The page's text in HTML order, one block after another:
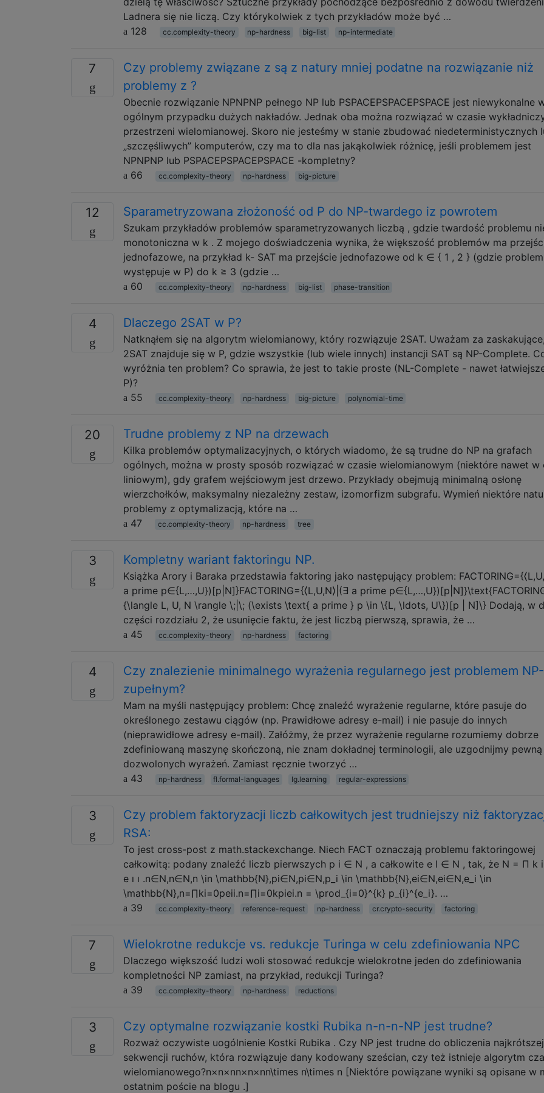
Ladnera się nie liczą. Czy którykolwiek z tych przykładów może być …
128
cc.complexity-theory np-hardness big-list np-intermediate
7
Czy problemy związane z są z natury mniej podatne na rozwiązanie niż
problemy z ?
Obecnie rozwiązanie NPNPNP pełnego NP lub PSPACEPSPACEPSPACE jest niewykonalne
ogólnym przypadku dużych nakładów. Jednak oba można rozwiązać w czasie
przestrzeni wielomianowej. Skoro nie jesteśmy w stanie zbudować niedeterministycznych
„szczęśliwych” komputerów, czy ma to dla nas jakąkolwiek różnicę, jeśli problemem jest
NPNPNP lub PSPACEPSPACEPSPACE -kompletny?
66
cc.complexity-theory np-hardness big-picture
12 Sparametryzowana złożoność od P do NP-twardego iz powrotem
Szukam przykładów problemów sparametryzowanych liczbą , gdzie twardość problemu
monotoniczna w k . Z mojego doświadczenia wynika, że większość problemów ma
jednofazowe, na przykład k- SAT ma przejście jednofazowe od k ∈ { 1 , 2 } (gdzie problem
występuje w P) do k ≥ 3 (gdzie …
60
cc.complexity-theory np-hardness big-list phase-transition
4 Dlaczego 2SAT w P?
Natknąłem się na algorytm wielomianowy, który rozwiązuje 2SAT. Uważam za
2SAT znajduje się w P, gdzie wszystkie (lub wiele innych) instancji SAT są NP-Complete.
wyróżnia ten problem? Co sprawia, że ​​jest to takie proste (NL-Complete - nawet
P)?
55
cc.complexity-theory np-hardness big-picture polynomial-time
20 Trudne problemy z NP na drzewach
Kilka problemów optymalizacyjnych, o których wiadomo, że są trudne do NP na grafach
ogólnych, można w prosty sposób rozwiązać w czasie wielomianowym (niektóre nawet w
liniowym), gdy grafem wejściowym jest drzewo. Przykłady obejmują minimalną osłonę
wierzchołków, maksymalny niezależny zestaw, izomorfizm subgrafu. Wymień niektóre
problemy z optymalizacją, które na …
47
cc.complexity-theory np-hardness tree
3 Kompletny wariant faktoringu NP.
Książka Arory i Baraka przedstawia faktoring jako następujący problem:
a prime p∈{L,…,U})[p|N]}FACTORING={⟨L,U,N⟩|(∃ a prime
{\langle L, U, N \rangle \;|\; (\exists \text{ a prime } p \in \{L, \ldots, U\})[p | N]\} Dodają, w
części rozdziału 2, że usunięcie faktu, że jest liczbą pierwszą, sprawia, że …
45
cc.complexity-theory np-hardness factoring
4
Czy znalezienie minimalnego wyrażenia regularnego jest problemem NP-
zupełnym?
Mam na myśli następujący problem: Chcę znaleźć wyrażenie regularne, które pasuje do
określonego zestawu ciągów (np. Prawidłowe adresy e-mail) i nie pasuje do innych
(nieprawidłowe adresy e-mail). Załóżmy, że przez wyrażenie regularne rozumiemy dobrze
zdefiniowaną maszynę skończoną, nie znam dokładnej terminologii, ale uzgodnijmy
dozwolonych wyrażeń. Zamiast ręcznie tworzyć …
43
np-hardness fl.formal-languages lg.learning regular-expressions
3
Czy problem faktoryzacji liczb całkowitych jest trudniejszy niż
RSA:
To jest cross-post z math.stackexchange. Niech FACT oznaczają problemu faktoringowej
całkowitą: podany znaleźć liczb pierwszych p i ∈ N , a całkowite e I ∈ N , tak, że N = Π k
e ı ı .n∈N,n∈N,n \in \mathbb{N},pi∈N,pi∈N,p_i \in \mathbb{N},ei∈N,ei∈N,e_i \in
\mathbb{N},n=∏ki=0peii.n=∏i=0kpiei.n = \prod_{i=0}^{k} p_{i}^{e_i}. …
39
cc.complexity-theory reference-request np-hardness cr.crypto-security factoring
7 Wielokrotne redukcje vs. redukcje Turinga w celu zdefiniowania NPC
Dlaczego większość ludzi woli stosować redukcje wielokrotne jeden do zdefiniowania
kompletności NP zamiast, na przykład, redukcji Turinga?
39
cc.complexity-theory np-hardness reductions
3 Czy optymalne rozwiązanie kostki Rubika n-n-n-NP jest trudne?
Rozważ oczywiste uogólnienie Kostki Rubika . Czy NP jest trudne do obliczenia najkrótszej
sekwencji ruchów, która rozwiązuje dany kodowany sześcian, czy też istnieje algorytm
wielomianowego?n×n×nn×n×nn\times n\times n [Niektóre powiązane wyniki są opisane w
ostatnim poście na blogu .]